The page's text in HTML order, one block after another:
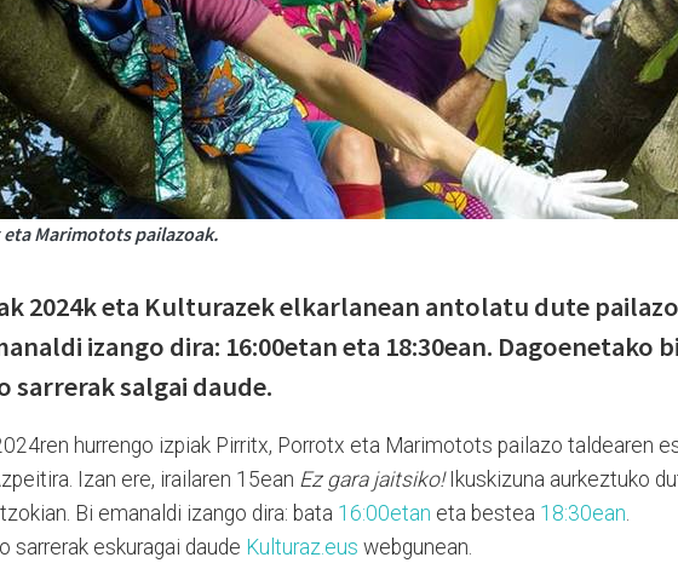
Marimotots pailazoak.
2024k eta Kulturazek elkarlanean antolatu dute
izango dira: 16:00etan eta 18:30ean. Dagoenetako bi
sarrerak salgai daude.
hurrengo izpiak Pirritx, Porrotx eta Marimotots pailazo taldearen
Izan ere, irailaren 15ean Ez gara jaitsiko! Ikuskizuna aurkeztuko
Bi emanaldi izango dira: bata 16:00etan eta bestea 18:30ean
sarrerak eskuragai daude Kulturaz.eus webgunean.